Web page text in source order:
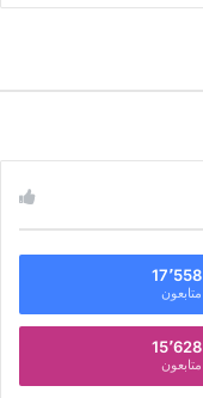
17٬558
متابعون
15٬628
متابعون